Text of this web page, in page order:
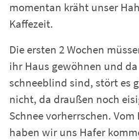
momentan kräht unser
Kaffezeit.
Die ersten 2 Wochen
ihr Haus gewöhnen und
schneeblind sind, stört es
nicht, da draußen noch
Schnee vorherrschen.
haben wir uns Hafer